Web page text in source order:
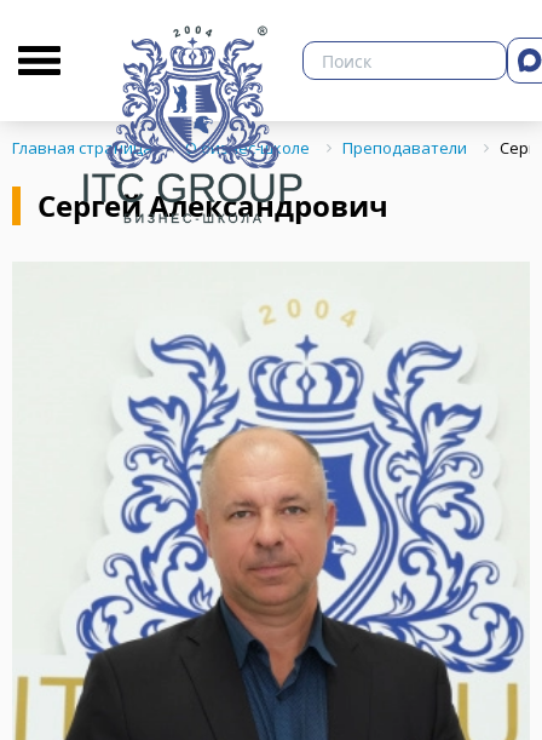
О бизнес-школе Библиотека
Главная страница О бизнес-школе Преподаватели
Сергей Александрович